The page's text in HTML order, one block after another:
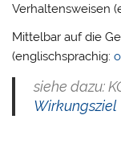
Verhaltensweisen
Mittelbar auf die
(englischsprachig:
siehe dazu:
Wirkungsziel